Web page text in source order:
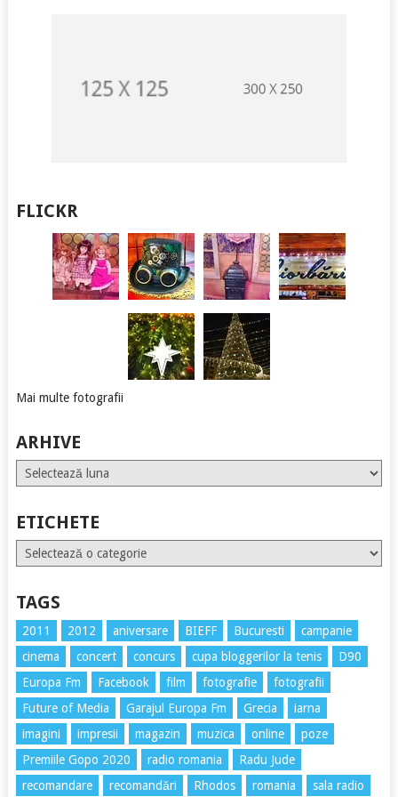
FLICKR
Mai multe fotografii
ARHIVE
Arhive
ETICHETE
Etichete
TAGS
2011 2012 aniversare BIEFF Bucuresti
campanie
cinema
concert concurs cupa bloggerilor la tenis
D90
Europa Fm
Facebook film fotografie
fotografii
Future of Media
Garajul Europa Fm Grecia
iarna
imagini
impresii magazin muzica online
poze
Premiile Gopo 2020
radio romania
Radu Jude
recomandare
recomandări Rhodos romania sala radio